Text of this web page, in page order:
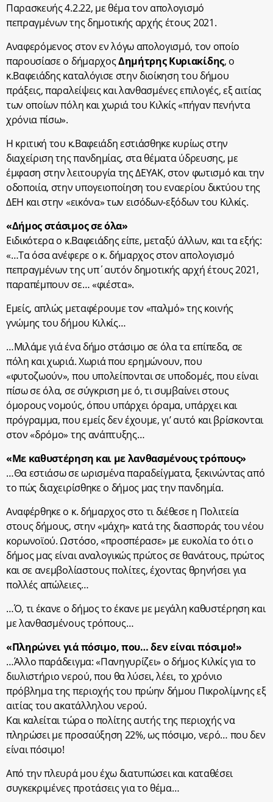
Παρασκευής 4.2.22, με θέμα τον απολογισμό
πεπραγμένων της δημοτικής αρχής έτους 2021.
Αναφερόμενος στον εν λόγω απολογισμό, τον οποίο
παρουσίασε ο δήμαρχοςΔημήτρης Κυριακίδης, ο
κ.Βαφειάδης καταλόγισε στην διοίκηση του δήμου
πράξεις, παραλείψεις και λανθασμένες επιλογές, εξ αιτίας
των οποίων πόλη και χωριά του Κιλκίς «πήγαν πενήντα
χρόνια πίσω».
Η κριτική του κ.Βαφειάδη εστιάσθηκε κυρίως στην
διαχείριση της πανδημίας, στα θέματα ύδρευσης, με
έμφαση στην λειτουργία της ΔΕΥΑΚ, στον φωτισμό και την
οδοποιία, στην υπογειοποίηση του εναερίου δικτύου της
ΔΕΗ και στην «εικόνα» των εισόδων-εξόδων του Κιλκίς.
«Δήμος στάσιμος σε όλα»
Ειδικότερα ο κ.Βαφειάδης είπε, μεταξύ άλλων, και τα εξής:
«…Τα όσα ανέφερε ο κ. δήμαρχος στον απολογισμό
πεπραγμένων της υπ΄αυτόν δημοτικής αρχή έτους 2021,
παραπέμπουν σε… «φιέστα».
Εμείς, απλώς μεταφέρουμε τον «παλμό» της κοινής
γνώμης του δήμου Κιλκίς…
…Μιλάμε γιά ένα δήμο στάσιμο σε όλα τα επίπεδα, σε
πόλη και χωριά. Χωριά που ερημώνουν, που
«φυτοζωούν», που υπολείπονται σε υποδομές, που είναι
πίσω σε όλα, σε σύγκριση με ό, τι συμβαίνει στους
όμορους νομούς, όπου υπάρχει όραμα, υπάρχει και
πρόγραμμα, που εμείς δεν έχουμε, γι’ αυτό και βρίσκονται
στον «δρόμο» της ανάπτυξης…
«Με καθυστέρηση και με λανθασμένους τρόπους»
…Θα εστιάσω σε ωρισμένα παραδείγματα, ξεκινώντας από
το πώς διαχειρίσθηκε ο δήμος μας την πανδημία.
Αναφέρθηκε ο κ. δήμαρχος στο τι διέθεσε η Πολιτεία
στους δήμους, στην «μάχη» κατά της διασποράς του νέου
κορωνοϊού. Ωστόσο, «προσπέρασε» με ευκολία το ότι ο
δήμος μας είναι αναλογικώς πρώτος σε θανάτους, πρώτος
και σε ανεμβολίαστους πολίτες, έχοντας θρηνήσει για
πολλές απώλειες…
…Ό, τι έκανε ο δήμος το έκανε με μεγάλη καθυστέρηση και
με λανθασμένους τρόπους…
«Πληρώνει γιά πόσιμο, που… δεν είναι πόσιμο!»
…Άλλο παράδειγμα: «Πανηγυρίζει» ο δήμος Κιλκίς για το
διυλιστήριο νερού, που θα λύσει, λέει, το χρόνιο
πρόβλημα της περιοχής του πρώην δήμου Πικρολίμνης εξ
αιτίας του ακατάλληλου νερού.
Και καλείται τώρα ο πολίτης αυτής της περιοχής να
πληρώσει με προσαύξηση 22%, ως πόσιμο, νερό… που δεν
είναι πόσιμο!
Από την πλευρά μου έχω διατυπώσει και καταθέσει
συγκεκριμένες προτάσεις για το θέμα…